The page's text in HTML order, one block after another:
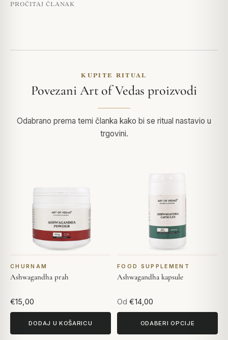
PROČITAJ ČLANAK
KUPITE RITUAL
Povezani Art of Vedas proizvodi
Odabrano prema temi članka kako bi se ritual nastavio u
trgovini.
CHURNAM
Ashwagandha prah
€15,00
DODAJ U KOŠARICU
FOOD SUPPLEMENT
Ashwagandha kapsule
Od €14,00
ODABERI OPCIJE